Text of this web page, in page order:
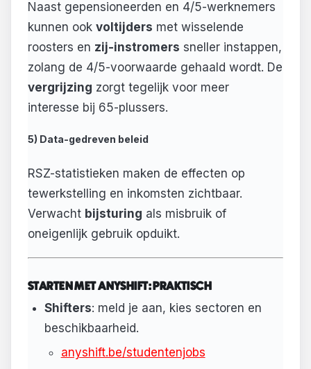
Naast gepensioneerden en 4/5-werknemers
kunnen ook voltijders met wisselende
roosters en zij-instromers sneller instappen,
zolang de 4/5-voorwaarde gehaald wordt. De
vergrijzing zorgt tegelijk voor meer
interesse bij 65-plussers.
5) Data-gedreven beleid
RSZ-statistieken maken de effecten op
tewerkstelling en inkomsten zichtbaar.
Verwacht bijsturing als misbruik of
oneigenlijk gebruik opduikt.
STARTEN MET ANYSHIFT: PRAKTISCH
Shifters: meld je aan, kies sectoren en
beschikbaarheid.
anyshift.be/studentenjobs